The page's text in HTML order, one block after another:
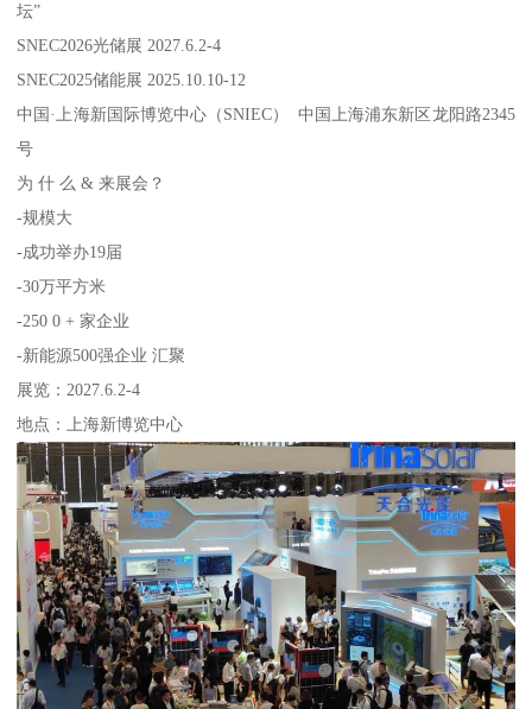
坛”
SNEC2026光储展 2027.6.2-4
SNEC2025储能展 2025.10.10-12
中国·上海新国际博览中心（SNIEC） 中国上海浦东新区龙阳路2345
号
为 什 么 & 来展会？
-规模大
-成功举办19届
-30万平方米
-250 0 + 家企业
-新能源500强企业 汇聚
展览：2027.6.2-4
地点：上海新博览中心